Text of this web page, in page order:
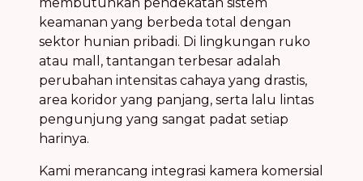
keamanan yang berbeda total dengan
sektor hunian pribadi. Di lingkungan ruko
atau mall, tantangan terbesar adalah
perubahan intensitas cahaya yang drastis,
area koridor yang panjang, serta lalu lintas
pengunjung yang sangat padat setiap
harinya.
Kami merancang integrasi kamera komersial